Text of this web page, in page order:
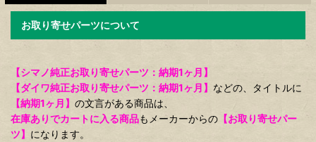
お取り寄せパーツについて
【シマノ純正お取り寄せパーツ：納期1ヶ月】
【ダイワ純正お取り寄せパーツ：納期1ヶ月】 などの、タイトルに
【納期1ヶ月】 の文言がある商品は、
在庫ありでカートに入る商品もメーカーからの 【お取り寄せパー
ツ】 になります。